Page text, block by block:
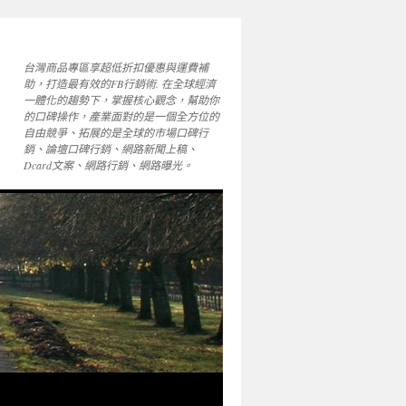
台灣商品專區享超低折扣優惠與運費補
助，打造最有效的FB行銷術. 在全球經濟
一體化的趨勢下，掌握核心觀念，幫助你
的口碑操作，產業面對的是一個全方位的
自由競爭、拓展的是全球的市場口碑行
銷、論壇口碑行銷、網路新聞上稿、
Dcard文案、網路行銷、網路曝光。